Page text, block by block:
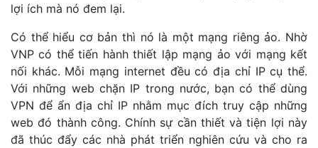
lợi ích mà nó đem lại.
Có thể hiểu cơ bản thì nó là một mạng riêng ảo. Nhờ
VNP có thể tiến hành thiết lập mạng ảo với mạng kết
nối khác. Mỗi mạng internet đều có địa chỉ IP cụ thể.
Với những web chặn IP trong nước, bạn có thể dùng
VPN để ẩn địa chỉ IP nhằm mục đích truy cập những
web đó thành công. Chính sự cần thiết và tiện lợi này
đã thúc đẩy các nhà phát triển nghiên cứu và cho ra